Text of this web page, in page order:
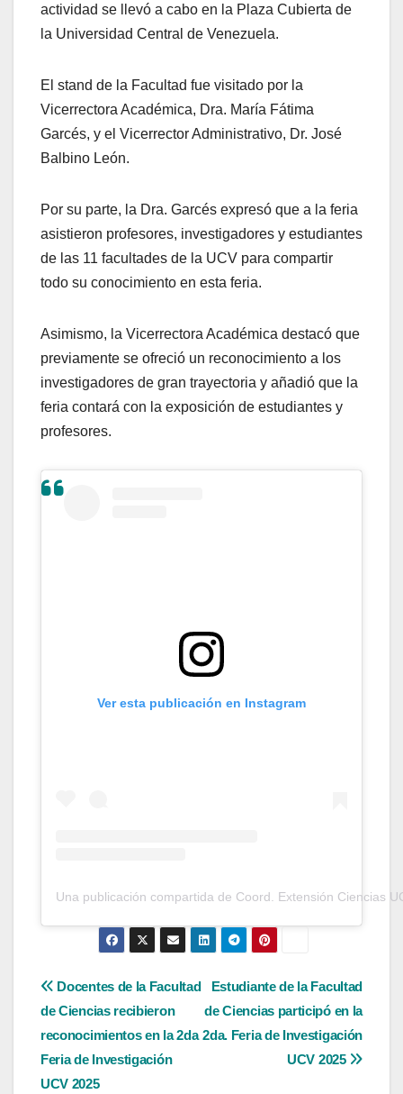
actividad se llevó a cabo en la Plaza Cubierta de
la Universidad Central de Venezuela.
El stand de la Facultad fue visitado por la
Vicerrectora Académica, Dra. María Fátima
Garcés, y el Vicerrector Administrativo, Dr. José
Balbino León.
Por su parte, la Dra. Garcés expresó que a la feria
asistieron profesores, investigadores y estudiantes
de las 11 facultades de la UCV para compartir
todo su conocimiento en esta feria.
Asimismo, la Vicerrectora Académica destacó que
previamente se ofreció un reconocimiento a los
investigadores de gran trayectoria y añadió que la
feria contará con la exposición de estudiantes y
profesores.
Ver esta publicación en Instagram
Una publicación compartida de Coord. Extensión Ciencias
Navegación
de
entradas
Estudiante de la Facultad
de Ciencias participó en la
2da. Feria de Investigación
UCV 2025
Docentes de la Facultad
de Ciencias recibieron
reconocimientos en la 2da
Feria de Investigación
UCV 2025